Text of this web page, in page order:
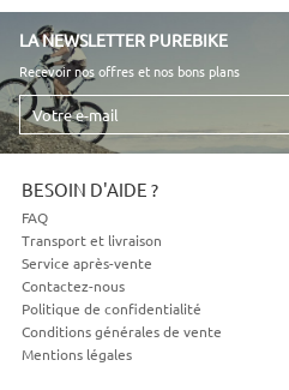
LA NEWSLETTER PUREBIKE
Recevoir nos offres et nos bons plans
Votre
e-
mail
BESOIN D'AIDE ?
FAQ
Transport et livraison
Service après-vente
Contactez-nous
Politique de confidentialité
Conditions générales de vente
Mentions légales